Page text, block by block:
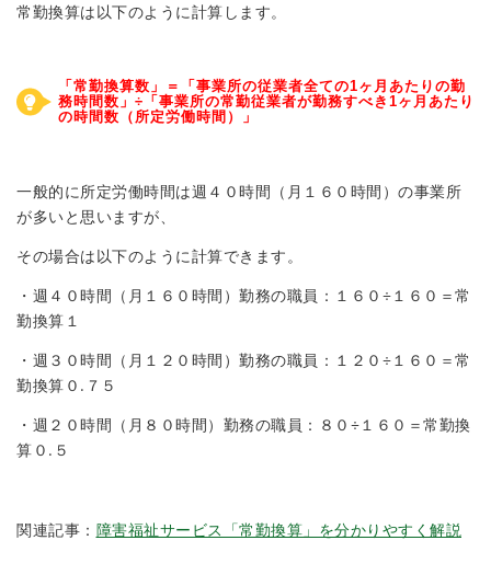
常勤換算は以下のように計算します。
「常勤換算数」＝「事業所の従業者全ての1ヶ月あたりの勤
務時間数」÷「事業所の常勤従業者が勤務すべき1ヶ月あたり
の時間数（所定労働時間）
」
一般的に所定労働時間は週４０時間（月１６０時間）の事業所
が多いと思いますが、
その場合は以下のように計算できます。
・週４０時間（月１６０時間）勤務の職員：１６０÷１６０＝常
勤換算１
・週３０時間（月１２０時間）勤務の職員：１２０÷１６０＝常
勤換算０.７５
・週２０時間（月８０時間）勤務の職員：８０÷１６０＝常勤換
算０.５
関連記事： 障害福祉サービス「常勤換算」を分かりやすく解説